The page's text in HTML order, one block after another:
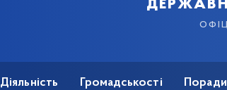
Діяльність Громадськості Поради